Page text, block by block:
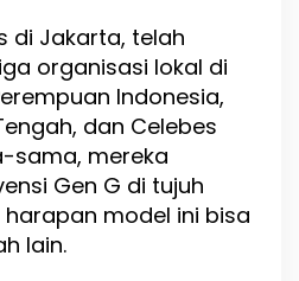
di Jakarta, telah
organisasi lokal di
Indonesia,
dan Celebes
sama, mereka
Gen G di tujuh
model ini bisa
lain.